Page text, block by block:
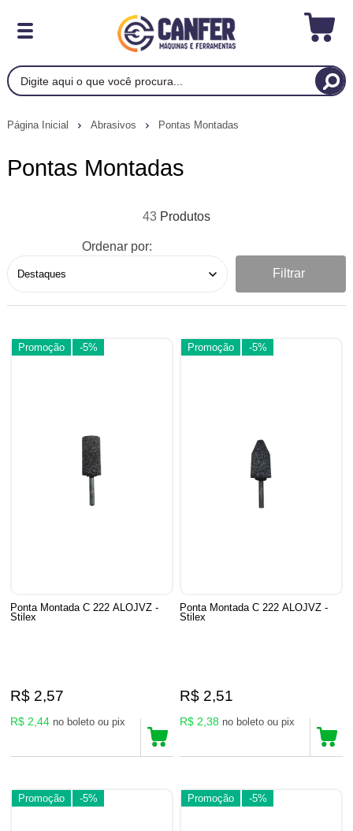
Página Inicial Abrasivos Pontas Montadas
Pontas Montadas
43
Ordenar por:
Filtrar
Promoção -5%
Ponta Montada C 222 ALOJVZ -
Stilex
R$ 2,57
R$ 2,44 no boleto ou pix
Promoção -5%
Ponta Montada C 222 ALOJVZ -
Stilex
R$ 2,51
R$ 2,38 no boleto ou pix
Promoção -5% Promoção -5%